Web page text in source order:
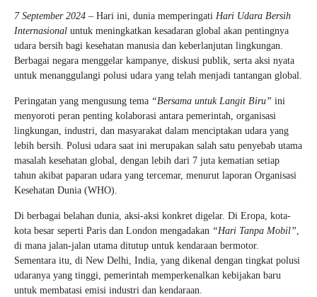
7 September 2024 – Hari ini, dunia memperingati Hari Udara Bersih
Internasional untuk meningkatkan kesadaran global akan pentingnya
udara bersih bagi kesehatan manusia dan keberlanjutan lingkungan.
Berbagai negara menggelar kampanye, diskusi publik, serta aksi nyata
untuk menanggulangi polusi udara yang telah menjadi tantangan global.
Peringatan yang mengusung tema “Bersama untuk Langit Biru” ini
menyoroti peran penting kolaborasi antara pemerintah, organisasi
lingkungan, industri, dan masyarakat dalam menciptakan udara yang
lebih bersih. Polusi udara saat ini merupakan salah satu penyebab utama
masalah kesehatan global, dengan lebih dari 7 juta kematian setiap
tahun akibat paparan udara yang tercemar, menurut laporan Organisasi
Kesehatan Dunia (WHO).
Di berbagai belahan dunia, aksi-aksi konkret digelar. Di Eropa, kota-
kota besar seperti Paris dan London mengadakan “Hari Tanpa Mobil”,
di mana jalan-jalan utama ditutup untuk kendaraan bermotor.
Sementara itu, di New Delhi, India, yang dikenal dengan tingkat polusi
udaranya yang tinggi, pemerintah memperkenalkan kebijakan baru
untuk membatasi emisi industri dan kendaraan.